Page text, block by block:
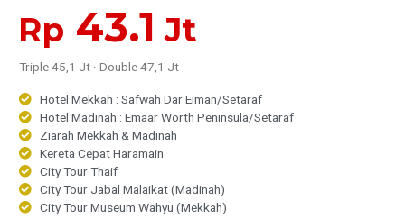
Rp 43.1 Jt
Triple 45,1 Jt · Double 47,1 Jt
Hotel Mekkah : Safwah Dar Eiman/Setaraf
Hotel Madinah : Emaar Worth Peninsula/Setaraf
Ziarah Mekkah & Madinah
Kereta Cepat Haramain
City Tour Thaif
City Tour Jabal Malaikat (Madinah)
City Tour Museum Wahyu (Mekkah)